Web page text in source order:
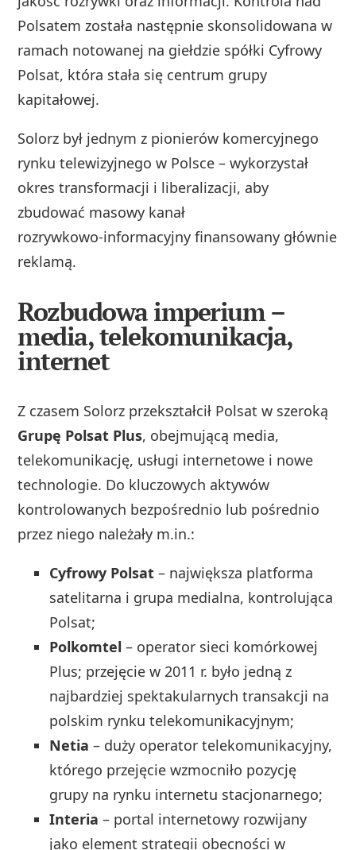
Polsatem została następnie skonsolidowana w
ramach notowanej na giełdzie spółki Cyfrowy
Polsat, która stała się centrum grupy
kapitałowej.
Solorz był jednym z pionierów komercyjnego
rynku telewizyjnego w Polsce – wykorzystał
okres transformacji i liberalizacji, aby
zbudować masowy kanał
rozrywkowo‑informacyjny finansowany głównie
reklamą.
Rozbudowa imperium –
media, telekomunikacja,
internet
Z czasem Solorz przekształcił Polsat w szeroką
Grupę Polsat Plus, obejmującą media,
telekomunikację, usługi internetowe i nowe
technologie. Do kluczowych aktywów
kontrolowanych bezpośrednio lub pośrednio
przez niego należały m.in.:
Cyfrowy Polsat – największa platforma
satelitarna i grupa medialna, kontrolująca
Polsat;
Polkomtel – operator sieci komórkowej
Plus; przejęcie w 2011 r. było jedną z
najbardziej spektakularnych transakcji na
polskim rynku telekomunikacyjnym;
Netia – duży operator telekomunikacyjny,
którego przejęcie wzmocniło pozycję
grupy na rynku internetu stacjonarnego;
Interia – portal internetowy rozwijany
jako element strategii obecności w